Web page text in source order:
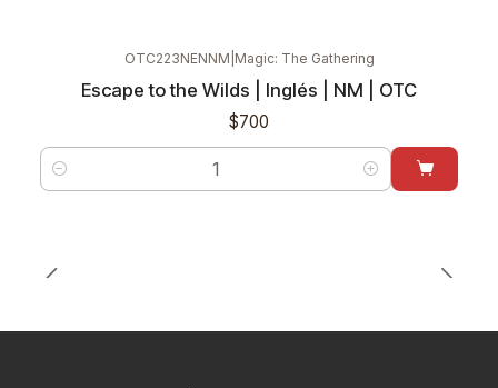
OTC223NENNM Magic: The Gathering
Escape to the Wilds | Inglés | NM | OTC
$700
Cantidad